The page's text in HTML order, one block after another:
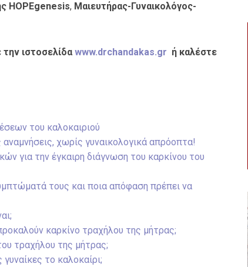
HOPEgenesis, Μαιευτήρας-Γυναικολόγος-
ιστοσελίδα www.drchandakas.gr ή καλέστε
του καλοκαιριού
χωρίς γυναικολογικά απρόοπτα!
για την έγκαιρη διάγνωση του καρκίνου του
τους και ποια απόφαση πρέπει να
καρκίνο τραχήλου της μήτρας;
τραχήλου της μήτρας;
γυναίκες το καλοκαίρι;